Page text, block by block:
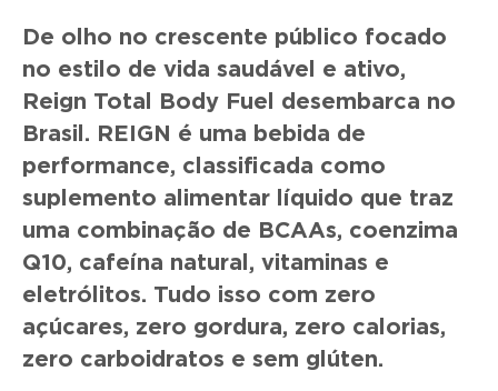
De olho no crescente público focado
no estilo de vida saudável e ativo,
Reign Total Body Fuel desembarca no
Brasil. REIGN é uma bebida de
performance, classificada como
suplemento alimentar líquido que traz
uma combinação de BCAAs, coenzima
Q10, cafeína natural, vitaminas e
eletrólitos. Tudo isso com zero
açúcares, zero gordura, zero calorias,
zero carboidratos e sem glúten.